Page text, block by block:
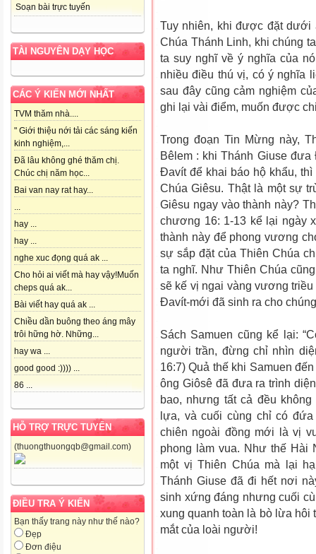
Soạn bài trực tuyến
TÀI NGUYÊN DẠY HỌC
CÁC Ý KIẾN MỚI NHẤT
TVM thăm nhà....
" Giới thiệu nới tải các sáng kiến
kinh nghiệm,...
Đã lâu không ghé thăm chị.
Chúc chị năm học...
Bai van nay rat hay...
...
hay ...
hay ...
nghe xuc đọng quá ak ...
Cho hỏi ai viết mà hay vậy!Muốn
cheps quá ak...
Bài viết hay quá ak ...
Chiều dần buông theo áng mây
trôi hững hờ. Những...
hay wa ...
good good :)))) ...
86 ...
HỖ TRỢ TRỰC TUYẾN
(thuongthuongqb@gmail.com)
ĐIỀU TRA Ý KIẾN
Bạn thấy trang này như thế nào?
Đẹp
Đơn điệu
Tuy nhiên, khi được đặt
Chúa Thánh Linh, khi chúng
ta suy nghĩ về ý nghĩa của
nhiều điều thú vị, có ý nghĩa
sau đây cũng cảm nghiệm
ghi lại vài điểm, muốn được
Trong đoạn Tin Mừng này,
Bêlem : khi Thánh Giuse
Đavít để khai báo hộ khẩu,
Chúa Giêsu. Thật là một sự
Giêsu ngay vào thành này?
chương 16: 1-13 kể lại ngày
thành này để phong vương
sự sắp đặt của Thiên Chúa
ta nghĩ. Như Thiên Chúa
sẽ kế vị ngai vàng vương
Đavít-mới đã sinh ra cho
Sách Samuen cũng kể lại:
người trần, đừng chỉ nhìn
16:7) Quả thế khi Samuen
ông Giôsê đã đưa ra trình
bao, nhưng tất cả đều
lựa, và cuối cùng chỉ có
chiên ngoài đồng mới là vị
phong làm vua. Như thế Hài
một vị Thiên Chúa mà lại
Thánh Giuse đã đi hết nơi
sinh xứng đáng nhưng cuối
xung quanh toàn là bò lừa hôi
mắt của loài người!